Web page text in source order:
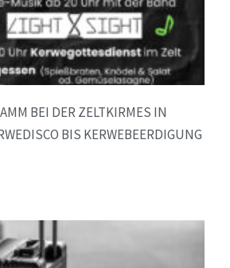
BEI DER ZELTKIRMES IN
BIS KERWEBEERDIGUNG